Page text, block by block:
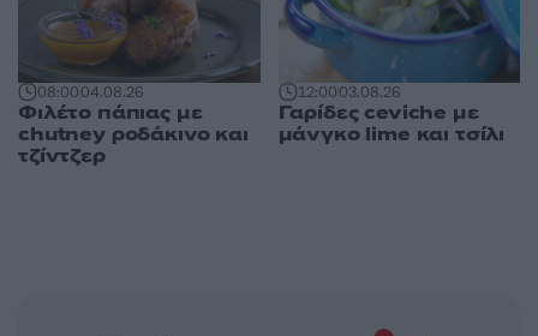
08:0004.08.26
Φιλέτο πάπιας με
chutney ροδάκινο και
τζίντζερ
12:0003.08.26
Γαρίδες ceviche με
μάνγκο lime και τσίλι